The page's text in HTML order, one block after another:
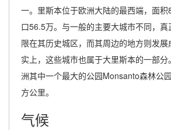
一。里斯本位于欧洲大陆的最西端，面
口56.5万。与一般的主要大城市不同，真
限在其历史城区，而其周边的地方则发
实上，这些城市也属于大里斯本的一部
洲其中一个最大的公园Monsanto森林公
方公里。
气候